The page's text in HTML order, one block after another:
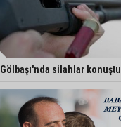
Gölbaşı'nda silahlar konuştu